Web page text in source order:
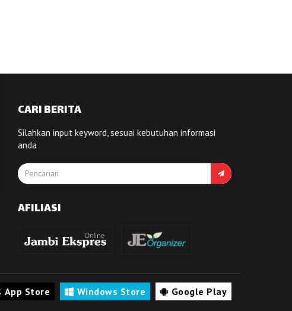
CARI BERITA
Silahkan input keyword, sesuai kebutuhan informasi
anda
AFILIASI
App Store Windows Store Google Play